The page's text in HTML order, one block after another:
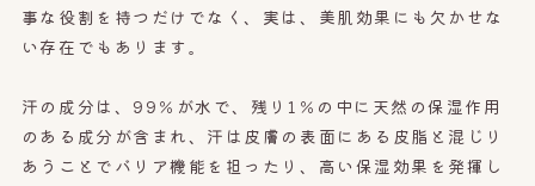
事な役割を持つだけでなく、実は、美肌効果にも欠かせな
い存在でもあります。
汗の成分は、99％が水で、残り1％の中に天然の保湿作用
のある成分が含まれ、汗は皮膚の表面にある皮脂と混じり
あうことでバリア機能を担ったり、高い保湿効果を発揮し